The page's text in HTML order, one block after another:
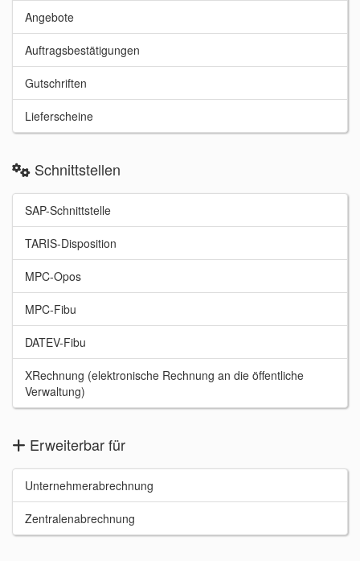
Angebote
Auftragsbestätigungen
Gutschriften
Lieferscheine
Schnittstellen
SAP-Schnittstelle
TARIS-Disposition
MPC-Opos
MPC-Fibu
DATEV-Fibu
XRechnung (elektronische Rechnung an die öffentliche
Verwaltung)
Erweiterbar für
Unternehmerabrechnung
Zentralenabrechnung